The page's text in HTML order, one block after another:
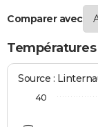
Bricolage
Lifestyle
Culture
Sport
Auto
Television
Voyage
Cinema
Comparer avec
Températures
Source :
40